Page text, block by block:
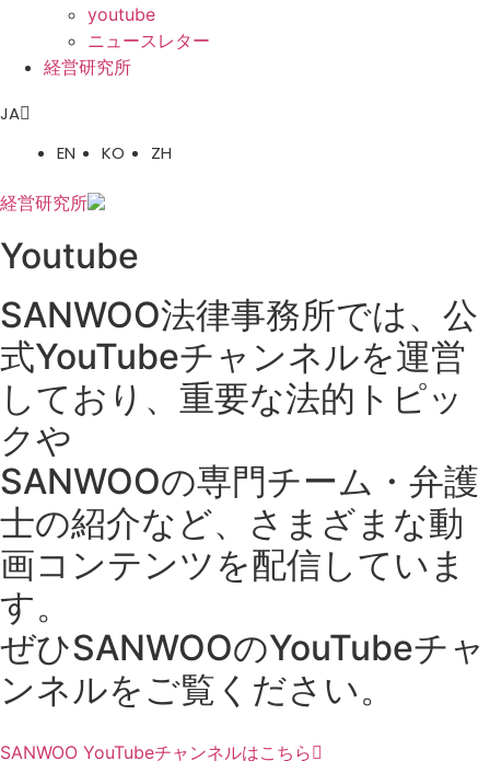
youtube
ニュースレター
経営研究所
JA
EN
KO ZH
経営研究所
Youtube
SANWOO法律事務所では、公
式YouTubeチャンネルを運営
しており、重要な法的トピッ
クや
SANWOOの専門チーム・弁護
士の紹介など、さまざまな動
画コンテンツを配信していま
す。
ぜひSANWOOのYouTubeチャ
ンネルをご覧ください。
SANWOO YouTubeチャンネルはこちら